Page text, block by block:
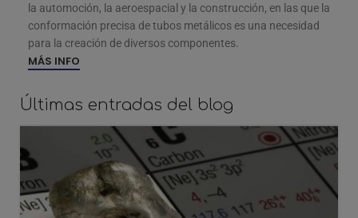
la automoción, la aeroespacial y la construcción, en las que la
conformación precisa de tubos metálicos es una necesidad
para la creación de diversos componentes.
MÁS INFO
Últimas entradas del blog